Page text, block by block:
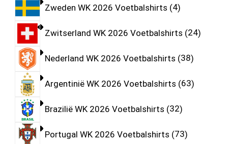
Zweden WK 2026 Voetbalshirts 4
Zwitserland WK 2026 Voetbalshirts 24
Nederland WK 2026 Voetbalshirts 38
Argentinië WK 2026 Voetbalshirts 63
Brazilië WK 2026 Voetbalshirts 32
Portugal WK 2026 Voetbalshirts 73